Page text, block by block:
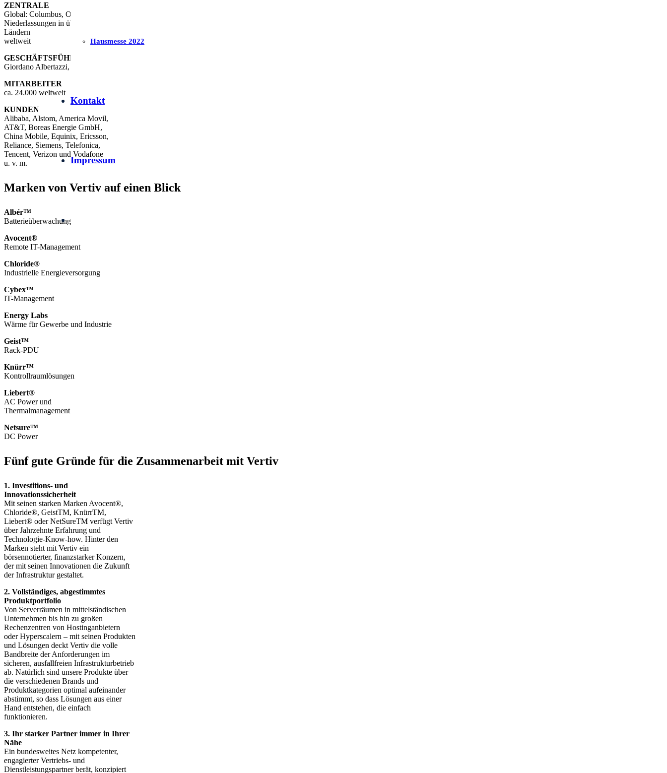
Hausmesse 2022
Kontakt
Impressum
ZENTRALE
Global: Columbus, Ohio, USA
Niederlassungen in über 130
Ländern
weltweit
GESCHÄFTSFÜHRUNG
Giordano Albertazzi, CEO
MITARBEITER
ca. 24.000 weltweit
KUNDEN
Alibaba, Alstom, America Movil,
AT&T, Boreas Energie GmbH,
China Mobile, Equinix, Ericsson,
Reliance, Siemens, Telefonica,
Tencent, Verizon und Vodafone
u. v. m.
Marken von Vertiv auf einen Blick
Albér™
Batterieüberwachung
Avocent®
Remote IT-Management
Chloride®
Industrielle Energieversorgung
Cybex™
IT-Management
Energy Labs
Wärme für Gewerbe und Industrie
Geist™
Rack-PDU
Knürr™
Kontrollraumlösungen
Liebert®
AC Power und
Thermalmanagement
Netsure™
DC Power
Fünf gute Gründe für die Zusammenarbeit mit Vertiv
1. Investitions- und
Innovationssicherheit
Mit seinen starken Marken Avocent®,
Chloride®, GeistTM, KnürrTM,
Liebert® oder NetSureTM verfügt Vertiv
über Jahrzehnte Erfahrung und
Technologie-Know-how. Hinter den
Marken steht mit Vertiv ein
börsennotierter, finanzstarker Konzern,
der mit seinen Innovationen die Zukunft
der Infrastruktur gestaltet.
2. Vollständiges, abgestimmtes
Produktportfolio
Von Serverräumen in mittelständischen
Unternehmen bis hin zu großen
Rechenzentren von Hostinganbietern
oder Hyperscalern – mit seinen Produkten
und Lösungen deckt Vertiv die volle
Bandbreite der Anforderungen im
sicheren, ausfallfreien Infrastrukturbetrieb
ab. Natürlich sind unsere Produkte über
die verschiedenen Brands und
Produktkategorien optimal aufeinander
abstimmt, so dass Lösungen aus einer
Hand entstehen, die einfach
funktionieren.
3. Ihr starker Partner immer in Ihrer
Nähe
Ein bundesweites Netz kompetenter,
engagierter Vertriebs- und
Dienstleistungspartner berät, konzipiert